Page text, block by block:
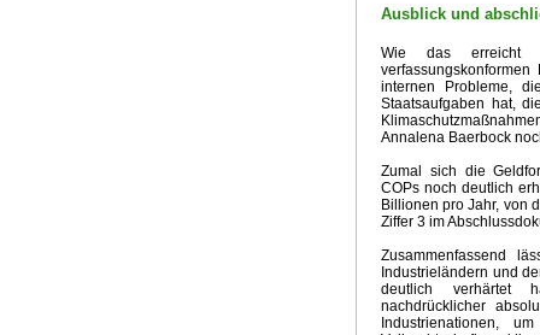
Ausblick und
Wie das erreicht
internen Probleme,
Staatsaufgaben hat,
Annalena Baerbock
Zumal sich die
COPs noch deutlich
Billionen pro Jahr, von
Ziffer 3 im
Zusammenfassend
Industrieländern und
deutlich verhärtet
nachdrücklicher
Industrienationen,